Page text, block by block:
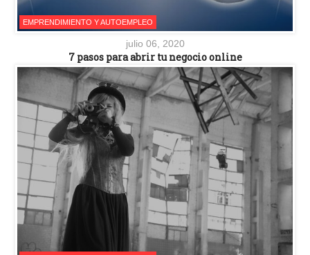
EMPRENDIMIENTO Y AUTOEMPLEO
julio 06, 2020
7 pasos para abrir tu negocio online